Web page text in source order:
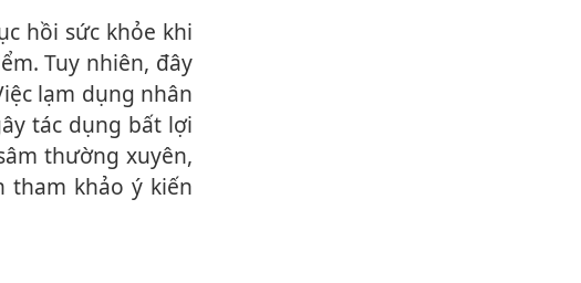
Tuy nhiên, đây
lạ‌m dụn‌g nhân
tác dụng bất lợi
thường xuyên,
tham khảo ý kiến